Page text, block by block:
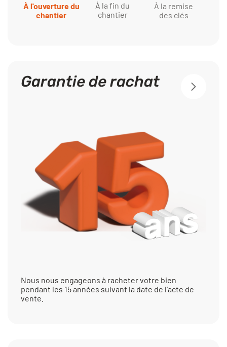
À l'ouverture du
chantier
À la fin du
chantier
À la remise
des clés
Garantie de rachat
Nous nous engageons à racheter votre bien
pendant les 15 années suivant la date de l’acte de
vente.